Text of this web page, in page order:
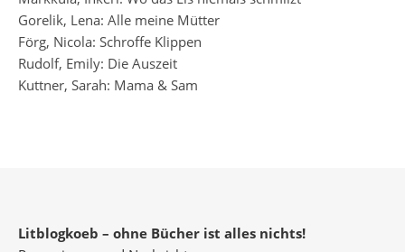
Gorelik, Lena: Alle meine Mütter
Förg, Nicola: Schroffe Klippen
Rudolf, Emily: Die Auszeit
Kuttner, Sarah: Mama & Sam
Litblogkoeb – ohne Bücher ist alles nichts!